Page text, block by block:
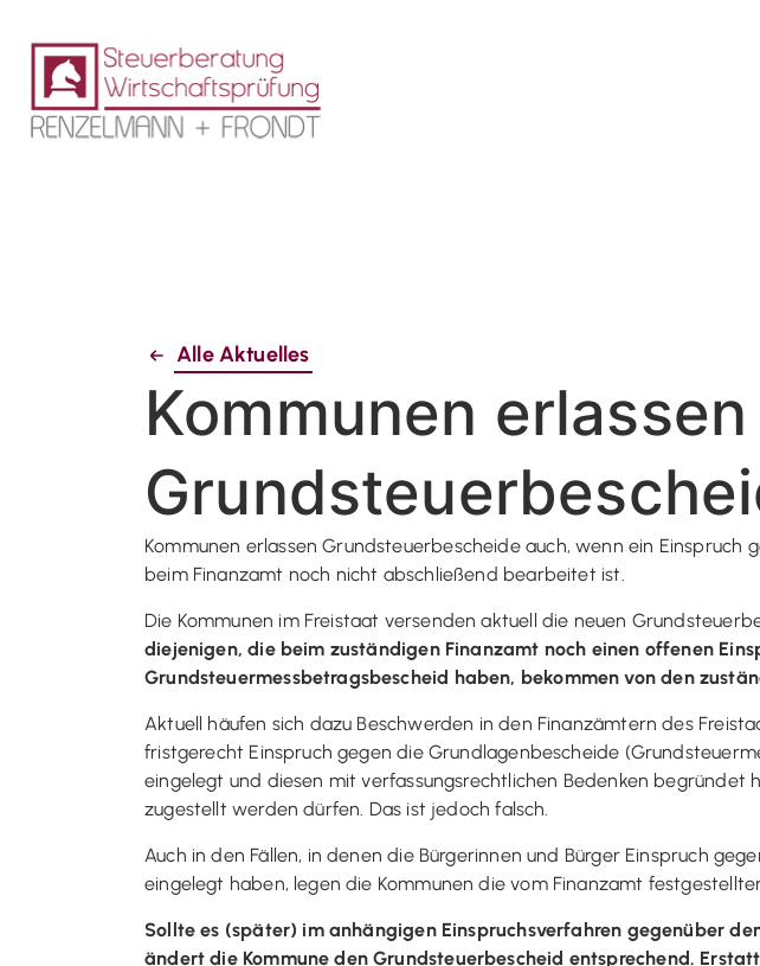
Alle Aktuelles
Kommunen erlassen
Kommunen erlassen Grundsteuerbescheide auch, wenn ein
beim Finanzamt noch nicht abschließend bearbeitet ist.
Die Kommunen im Freistaat versenden aktuell die neuen
diejenigen, die beim zuständigen Finanzamt noch einen offenen
Grundsteuermessbetragsbescheid haben, bekommen von den
Aktuell häufen sich dazu Beschwerden in den Finanzämtern des
fristgerecht Einspruch gegen die Grundlagenbescheide
eingelegt und diesen mit verfassungsrechtlichen Bedenken begründet
zugestellt werden dürfen. Das ist jedoch falsch.
Auch in den Fällen, in denen die Bürgerinnen und Bürger Einspruch
eingelegt haben, legen die Kommunen die vom Finanzamt
Sollte es (später) im anhängigen Einspruchsverfahren gegenüber
ändert die Kommune den Grundsteuerbescheid entsprechend.